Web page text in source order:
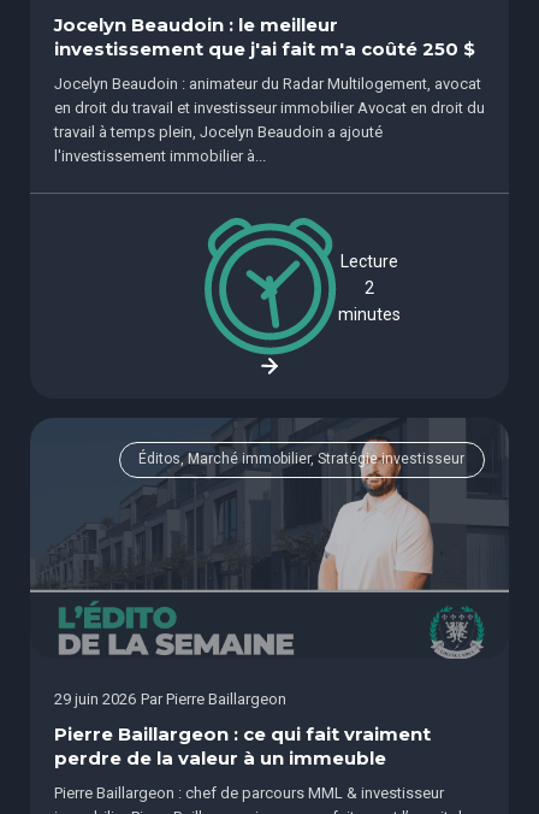
Jocelyn Beaudoin : le meilleur
investissement que j'ai fait m'a coûté 250 $
Jocelyn Beaudoin : animateur du Radar Multilogement, avocat
en droit du travail et investisseur immobilier Avocat en droit du
travail à temps plein, Jocelyn Beaudoin a ajouté
l'investissement immobilier à...
Lecture
2
minutes
Éditos, Marché immobilier, Stratégie investisseur
29 juin 2026 Par Pierre Baillargeon
Pierre Baillargeon : ce qui fait vraiment
perdre de la valeur à un immeuble
Pierre Baillargeon : chef de parcours MML & investisseur